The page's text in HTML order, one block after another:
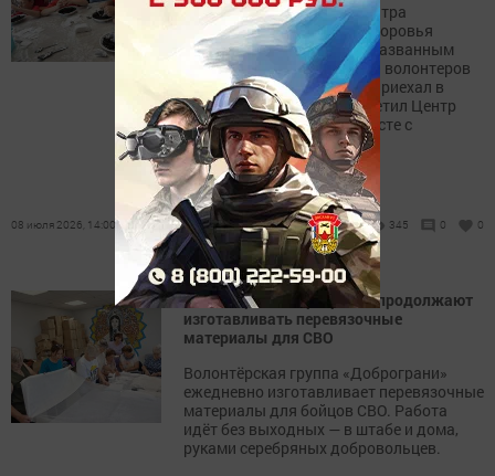
В волонтерском штабе Центра
активного долголетия и здоровья
прошла теплая встреча с названным
внуком Юрой. Подопечный волонтеров
– военнослужащий Юрий приехал в
отпуск. В этот день он посетил Центр
активного долголетия вместе с
учениками школы №2.
08 июля 2026, 14:00 345 0 0
Волонтёры «Доброграни» продолжают
изготавливать перевязочные
материалы для СВО
Волонтёрская группа «Доброграни»
ежедневно изготавливает перевязочные
материалы для бойцов СВО. Работа
идёт без выходных — в штабе и дома,
руками серебряных добровольцев.